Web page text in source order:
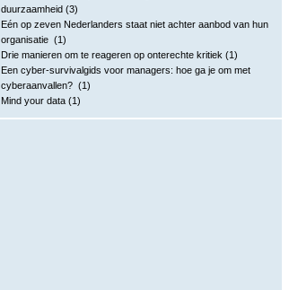
duurzaamheid (3)
Eén op zeven Nederlanders staat niet achter aanbod van hun
organisatie (1)
Drie manieren om te reageren op onterechte kritiek (1)
Een cyber-survivalgids voor managers: hoe ga je om met
cyberaanvallen? (1)
Mind your data (1)